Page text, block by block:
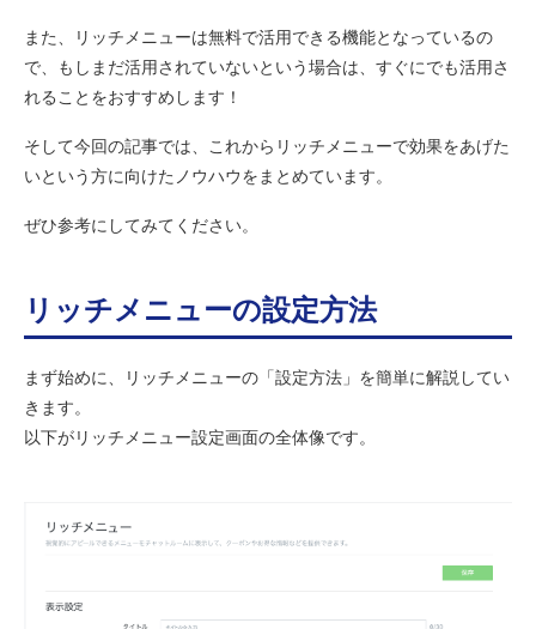
また、リッチメニューは無料で活用できる機能となっているの
で、もしまだ活用されていないという場合は、すぐにでも活用さ
れることをおすすめします！
そして今回の記事では、これからリッチメニューで効果をあげた
いという方に向けたノウハウをまとめています。
ぜひ参考にしてみてください。
リッチメニューの設定方法
まず始めに、リッチメニューの「設定方法」を簡単に解説してい
きます。
以下がリッチメニュー設定画面の全体像です。